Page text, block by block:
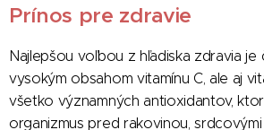
Prínos pre zdravie
Najlepšou voľbou z hľadiska zdravia
vysokým obsahom vitamínu C, ale aj
všetko významných antioxidantov,
organizmus pred rakovinou,